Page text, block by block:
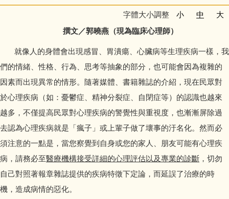
字體大小調整 小 中
大
撰文／郭曉燕（現為臨床心理師）
就像人的身體會出現感冒、胃潰瘍、心臟病等生理疾病一樣，我
們的情緒、性格、行為、思考等抽象的部分，也可能會因為複雜的
因素而出現異常的情形。隨著媒體、書籍雜誌的介紹，現在民眾對
於心理疾病（如：憂鬱症、精神分裂症、自閉症等）的認識也越來
越多，不僅提高民眾對心理疾病的警覺性與重視度，也漸漸屏除過
去認為心理疾病就是「瘋子」或上輩子做了壞事的汙名化。然而必
須注意的一點是，當您察覺到自身或您的家人、朋友可能有心理疾
病，請務必至醫療機構接受詳細的心理評估以及專業的診斷 ，切勿
自己對照著報章雜誌提供的疾病特徵下定論，而延誤了治療的時
機，造成病情的惡化。